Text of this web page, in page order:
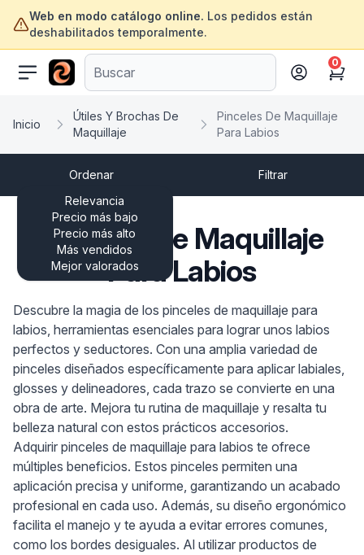
Web en modo catálogo online. Los pedidos están
deshabilitados temporalmente.
ofertasinformatica.com
Cart
0
Inicio
Útiles Y Brochas De
Maquillaje
Pinceles De Maquillaje
Para Labios
Ordenar
Relevancia
Precio más bajo
Precio más alto
Más vendidos
Mejor valorados
Filtrar
Pinceles De Maquillaje
Para Labios
Descubre la magia de los pinceles de maquillaje para
labios, herramientas esenciales para lograr unos labios
perfectos y seductores. Con una amplia variedad de
pinceles diseñados específicamente para aplicar labiales,
glosses y delineadores, cada trazo se convierte en una
obra de arte. Mejora tu rutina de maquillaje y resalta tu
belleza natural con estos prácticos accesorios.
Adquirir pinceles de maquillaje para labios te ofrece
múltiples beneficios. Estos pinceles permiten una
aplicación precisa y uniforme, garantizando un acabado
profesional en cada uso. Además, su diseño ergonómico
facilita el manejo y te ayuda a evitar errores comunes,
como los bordes desiguales. Al utilizar productos de